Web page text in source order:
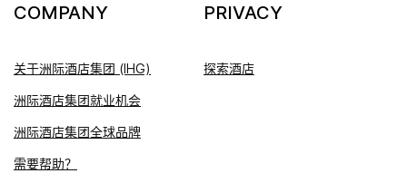
COMPANY
关于洲际酒店集团 (IHG)
洲际酒店集团就业机会
洲际酒店集团全球品牌
需要帮助？
PRIVACY
探索酒店